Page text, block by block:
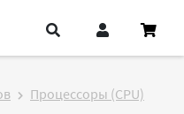
Процессоры (CPU)